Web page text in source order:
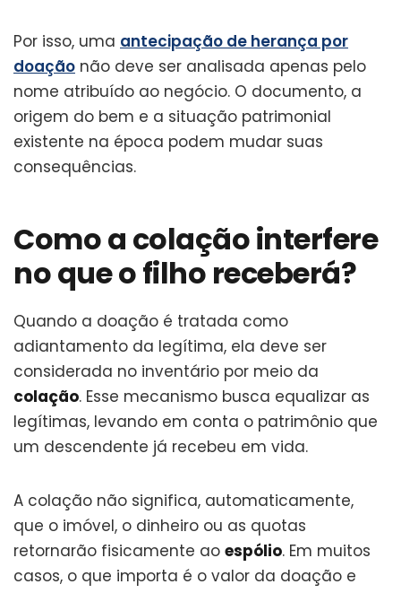
Por isso, uma antecipação de herança por
doação não deve ser analisada apenas pelo
nome atribuído ao negócio. O documento, a
origem do bem e a situação patrimonial
existente na época podem mudar suas
consequências.
Como a colação interfere
no que o filho receberá?
Quando a doação é tratada como
adiantamento da legítima, ela deve ser
considerada no inventário por meio da
colação. Esse mecanismo busca equalizar as
legítimas, levando em conta o patrimônio que
um descendente já recebeu em vida.
A colação não significa, automaticamente,
que o imóvel, o dinheiro ou as quotas
retornarão fisicamente ao espólio. Em muitos
casos, o que importa é o valor da doação e